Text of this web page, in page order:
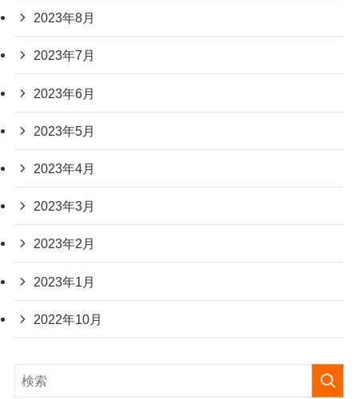
2023年8月
2023年7月
2023年6月
2023年5月
2023年4月
2023年3月
2023年2月
2023年1月
2022年10月